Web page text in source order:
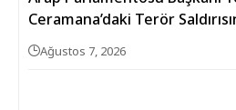
Ceramana’daki Terör
Ağustos 7, 2026